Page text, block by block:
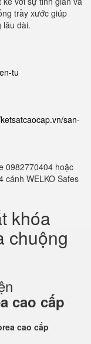
trầy xước giúp
lâu dài.
tu
san-
0982770404 hoặc
cánh WELKO Safes
khóa
chuộng
cao cấp